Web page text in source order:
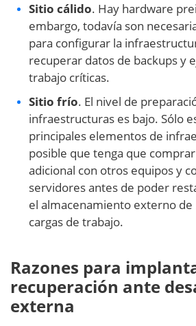
Sitio cálido. Hay hardware
embargo, todavía son
para configurar la
recuperar datos de backups y
trabajo críticas.
Sitio frío. El nivel de
infraestructuras es bajo. Sólo
principales elementos de
posible que tenga que
adicional con otros equipos y
servidores antes de poder
el almacenamiento externo de
cargas de trabajo.
Razones para
recuperación ante
externa